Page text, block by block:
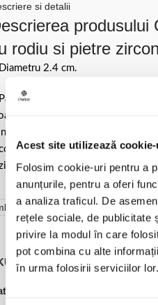
Acest site utilizează
Folosim cookie-uri pentru a
anunțurile, pentru a oferi
a analiza traficul. De
rețele sociale, de publicitate
privire la modul în care
pot combina cu alte
în urma folosirii serviciilor lor.
si detalii
produsului
rodiu si pietre
2.4 cm.
bijuteria in ambalajul
pentru a evita frecarea sau
cu apa si produsele
sa o lustruiti cu o laveta
03L15-01691